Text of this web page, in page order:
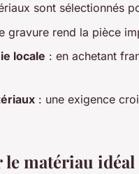
sont sélectionnés
gravure rend la pièce
locale : en achetant
: une exigence
matériau